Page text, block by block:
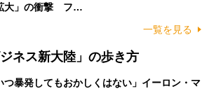
大」の衝撃 フ…
一覧を見る
ネス新大陸」の歩き方
つ暴発してもおかしくはない」イーロン・マ